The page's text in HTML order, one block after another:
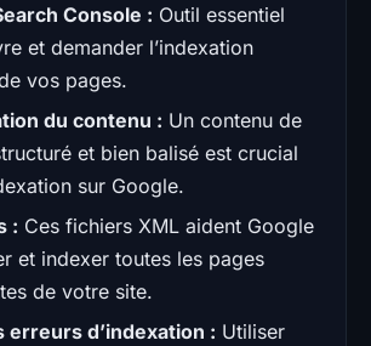
Console : Outil essentiel
et demander l’indexation
vos pages.
du contenu : Un contenu de
et bien balisé est crucial
sur Google.
: Ces fichiers XML aident Google
et indexer toutes les pages
de votre site.
erreurs d’indexation : Utiliser